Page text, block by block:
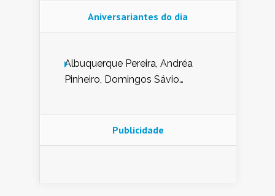
Aniversariantes do dia
Albuquerque Pereira, Andréa
Pinheiro, Domingos Sávio
Nunes de Sena, Fátima Peixoto,
Glória Pereira, Kátia Mesel,
Publicidade